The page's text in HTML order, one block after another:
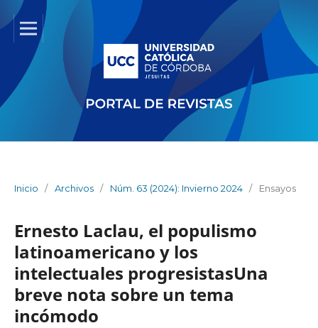
Inicio / Archivos / Núm. 63 (2024): Invierno 2024 / Ensayos
Ernesto Laclau, el populismo
latinoamericano y los
intelectuales progresistasUna
breve nota sobre un tema
incómodo